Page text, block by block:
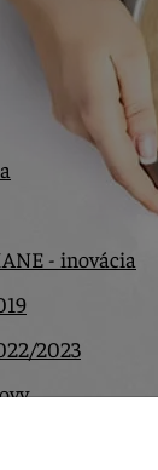
- inovácia
2023